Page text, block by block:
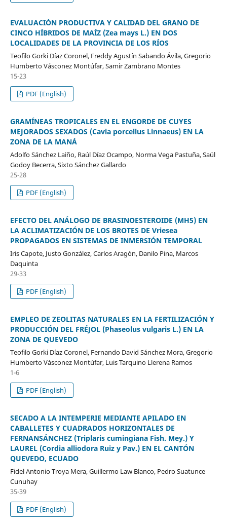
EVALUACIÓN PRODUCTIVA Y CALIDAD DEL GRANO DE
CINCO HÍBRIDOS DE MAÍZ (Zea mays L.) EN DOS
LOCALIDADES DE LA PROVINCIA DE LOS RÍOS
Teofilo Gorki Díaz Coronel, Freddy Agustín Sabando Ávila, Gregorio
Humberto Vásconez Montúfar, Samir Zambrano Montes
15-23
PDF (English)
GRAMÍNEAS TROPICALES EN EL ENGORDE DE CUYES
MEJORADOS SEXADOS (Cavia porcellus Linnaeus) EN LA
ZONA DE LA MANÁ
Adolfo Sánchez Laiño, Raúl Díaz Ocampo, Norma Vega Pastuña, Saúl
Godoy Becerra, Sixto Sánchez Gallardo
25-28
PDF (English)
EFECTO DEL ANÁLOGO DE BRASINOESTEROIDE (MH5) EN
LA ACLIMATIZACIÓN DE LOS BROTES DE Vriesea
PROPAGADOS EN SISTEMAS DE INMERSIÓN TEMPORAL
Iris Capote, Justo González, Carlos Aragón, Danilo Pina, Marcos
Daquinta
29-33
PDF (English)
EMPLEO DE ZEOLITAS NATURALES EN LA FERTILIZACIÓN Y
PRODUCCIÓN DEL FRÉJOL (Phaseolus vulgaris L.) EN LA
ZONA DE QUEVEDO
Teofilo Gorki Díaz Coronel, Fernando David Sánchez Mora, Gregorio
Humberto Vásconez Montúfar, Luis Tarquino Llerena Ramos
1-6
PDF (English)
SECADO A LA INTEMPERIE MEDIANTE APILADO EN
CABALLETES Y CUADRADOS HORIZONTALES DE
FERNANSÁNCHEZ (Triplaris cumingiana Fish. Mey.) Y
LAUREL (Cordia alliodora Ruiz y Pav.) EN EL CANTÓN
QUEVEDO, ECUADO
Fidel Antonio Troya Mera, Guillermo Law Blanco, Pedro Suatunce
Cunuhay
35-39
PDF (English)